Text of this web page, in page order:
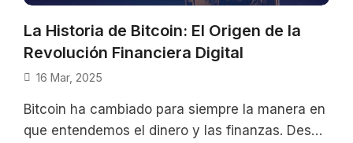
La Historia de Bitcoin: El Origen de la
Revolución Financiera Digital
16 Mar, 2025
Bitcoin ha cambiado para siempre la manera en
que entendemos el dinero y las finanzas. Desde